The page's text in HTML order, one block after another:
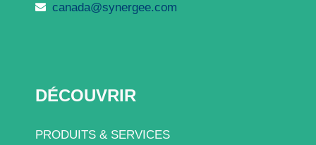
canada@synergee.com
DÉCOUVRIR
PRODUITS & SERVICES